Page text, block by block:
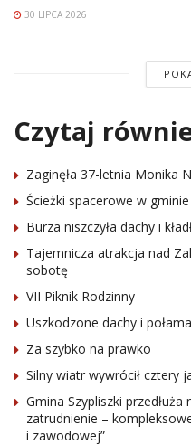
30 LIPCA 2026
Czytaj
Zaginęła 37-letnia Monika
Ścieżki spacerowe w gminie
Burza niszczyła dachy i
Tajemnicza atrakcja nad
sobotę
VII Piknik Rodzinny
Uszkodzone dachy i
Za szybko na prawko
Silny wiatr wywrócił cztery
Gmina Szypliszki
zatrudnienie –
i zawodowej”